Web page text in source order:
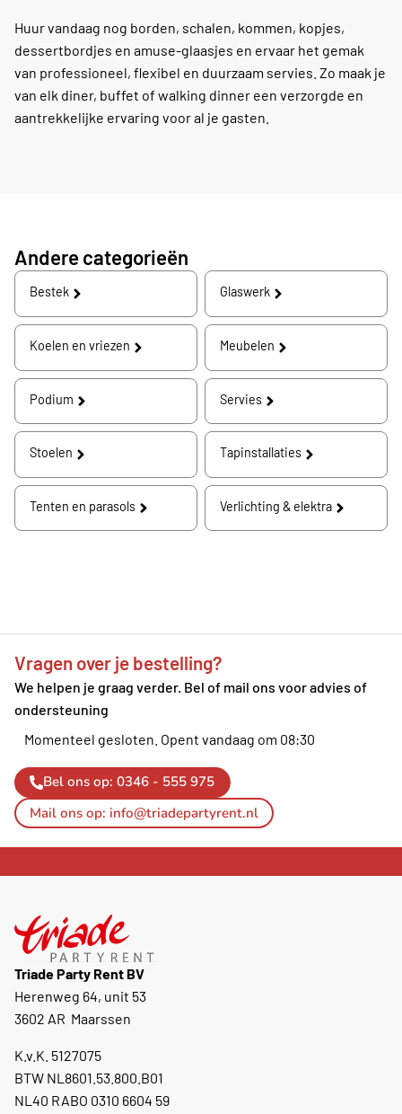
Huur vandaag nog borden, schalen, kommen, kopjes,
dessertbordjes en amuse-glaasjes en ervaar het gemak
van professioneel, flexibel en duurzaam servies. Zo maak je
van elk diner, buffet of walking dinner een verzorgde en
aantrekkelijke ervaring voor al je gasten.
Andere categorieën
Bestek Glaswerk
Koelen en vriezen Meubelen
Podium Servies
Stoelen Tapinstallaties
Tenten en parasols Verlichting & elektra
Vragen over je bestelling?
We helpen je graag verder. Bel of mail ons voor advies of
ondersteuning
Momenteel gesloten. Opent vandaag om 08:30
Bel ons op: 0346 - 555 975
Mail ons op: info@triadepartyrent.nl
Triade Party Rent BV
Herenweg 64, unit 53
3602 AR Maarssen
K.v.K. 5127075
BTW NL8601.53.800.B01
NL40 RABO 0310 6604 59